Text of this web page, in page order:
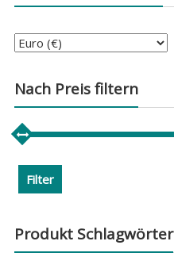
Nach Preis filtern
Filter
Produkt Schlagwörter